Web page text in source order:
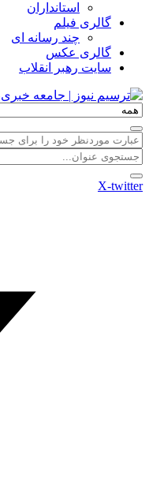
استانداران
گالری فیلم
چند رسانه ای
گالری عکس
سایت رهبر انقلاب
X-twitter